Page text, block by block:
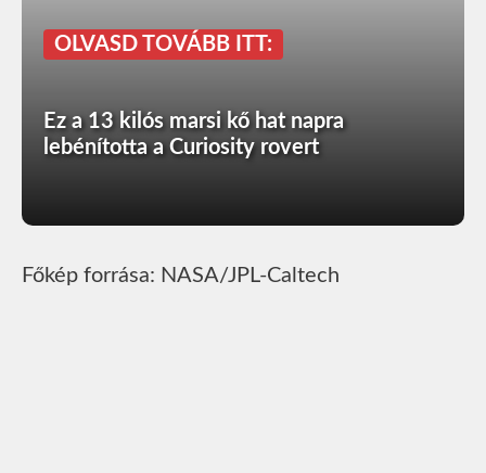
OLVASD TOVÁBB ITT:
Ez a 13 kilós marsi kő hat napra
lebénította a Curiosity rovert
Főkép forrása: NASA/JPL-Caltech